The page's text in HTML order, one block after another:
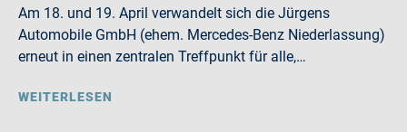
Am 18. und 19. April verwandelt sich die Jürgens
Automobile GmbH (ehem. Mercedes-Benz Niederlassung)
erneut in einen zentralen Treffpunkt für alle,…
WEITERLESEN